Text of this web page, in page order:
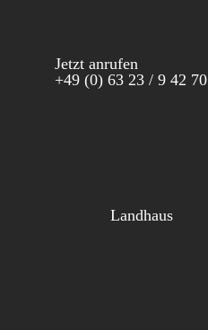
Jetzt anrufen
+49 (0) 63 23 / 9 42 70
Landhaus